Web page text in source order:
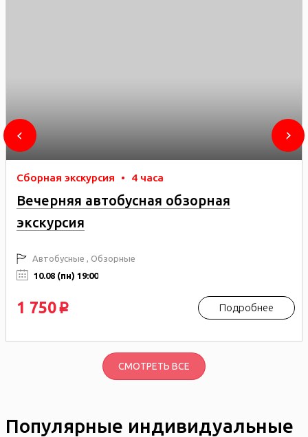
Сборная экскурсия • 4 часа
Вечерняя автобусная обзорная
экскурсия
Автобусные , Обзорные
10.08 (пн) 19:00
1 750 p Подробнее
СМОТРЕТЬ ВСЕ
Популярные индивидуальные